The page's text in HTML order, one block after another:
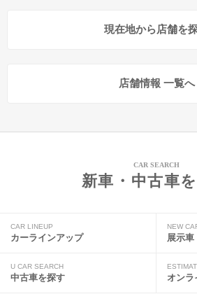
現在地から店舗を
店舗情報 一覧へ
CAR SEARCH
新車・中古車
CAR LINEUP
カーラインアップ
NEW
展示車
U CAR SEARCH
中古車を探す オンラ